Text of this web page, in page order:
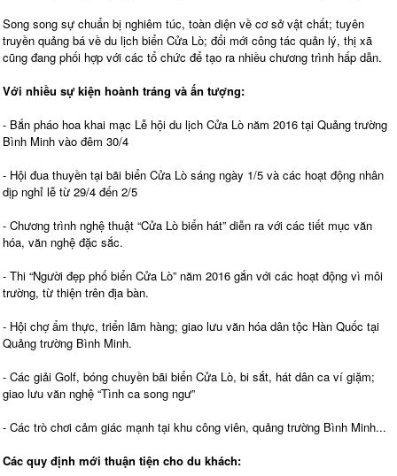
Song song sự chuẩn bị nghiêm túc, toàn diện về cơ sở vật chất; tuyên
truyền quảng bá về du lịch biển Cửa Lò; đổi mới công tác quản lý, thị xã
cũng đang phối hợp với các tổ chức để tạo ra nhiều chương trình hấp dẫn.
Với nhiều sự kiện hoành tráng và ấn tượng:
- Bắn pháo hoa khai mạc Lễ hội du lịch Cửa Lò năm 2016 tại Quảng trường
Bình Minh vào đêm 30/4
- Hội đua thuyền tại bãi biển Cửa Lò sáng ngày 1/5 và các hoạt động nhân
dịp nghỉ lễ từ 29/4 đến 2/5
- Chương trình nghệ thuật “Cửa Lò biển hát” diễn ra với các tiết mục văn
hóa, văn nghệ đặc sắc.
- Thi “Người đẹp phố biển Cửa Lò” năm 2016 gắn với các hoạt động vì môi
trường, từ thiện trên địa bàn.
- Hội chợ ẩm thực, triển lãm hàng; giao lưu văn hóa dân tộc Hàn Quốc tại
Quảng trường Bình Minh.
- Các giải Golf, bóng chuyền bãi biển Cửa Lò, bi sắt, hát dân ca ví giặm;
giao lưu văn nghệ “Tình ca song ngư”
- Các trò chơi cảm giác mạnh tại khu công viên, quảng trường Bình Minh...
Các quy định mới thuận tiện cho du khách: